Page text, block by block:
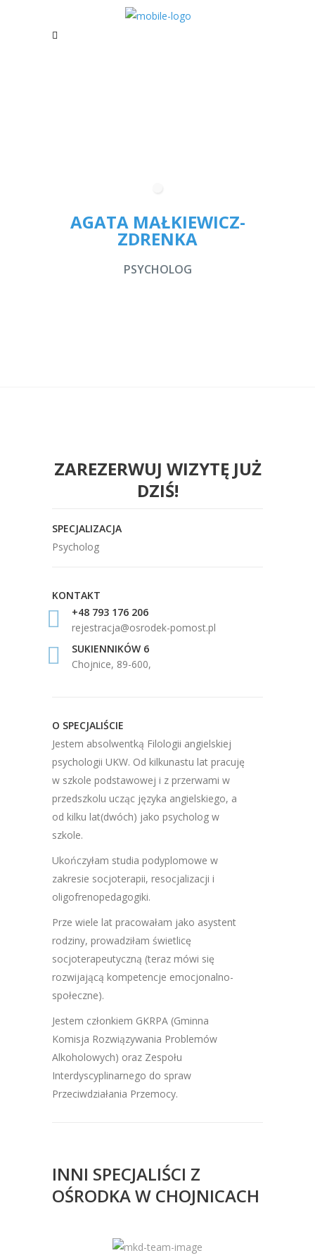
AGATA MAŁKIEWICZ-
ZDRENKA
PSYCHOLOG
ZAREZERWUJ WIZYTĘ JUŻ
DZIŚ!
SPECJALIZACJA
Psycholog
KONTAKT
+48 793 176 206
rejestracja@osrodek-pomost.pl
SUKIENNIKÓW 6
Chojnice, 89-600,
O SPECJALIŚCIE
Jestem absolwentką Filologii angielskiej
psychologii UKW. Od kilkunastu lat pracuję
w szkole podstawowej i z przerwami w
przedszkolu ucząc języka angielskiego, a
od kilku lat(dwóch) jako psycholog w
szkole.
Ukończyłam studia podyplomowe w
zakresie socjoterapii, resocjalizacji i
oligofrenopedagogiki.
Prze wiele lat pracowałam jako asystent
rodziny, prowadziłam świetlicę
socjoterapeutyczną (teraz mówi się
rozwijającą kompetencje emocjonalno-
społeczne).
Jestem członkiem GKRPA (Gminna
Komisja Rozwiązywania Problemów
Alkoholowych) oraz Zespołu
Interdyscyplinarnego do spraw
Przeciwdziałania Przemocy.
INNI SPECJALIŚCI Z
OŚRODKA W CHOJNICACH